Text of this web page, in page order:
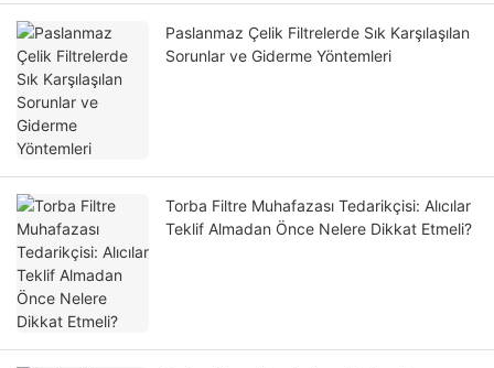
Paslanmaz Çelik Filtrelerde Sık Karşılaşılan
Sorunlar ve Giderme Yöntemleri
Torba Filtre Muhafazası Tedarikçisi: Alıcılar
Teklif Almadan Önce Nelere Dikkat Etmeli?